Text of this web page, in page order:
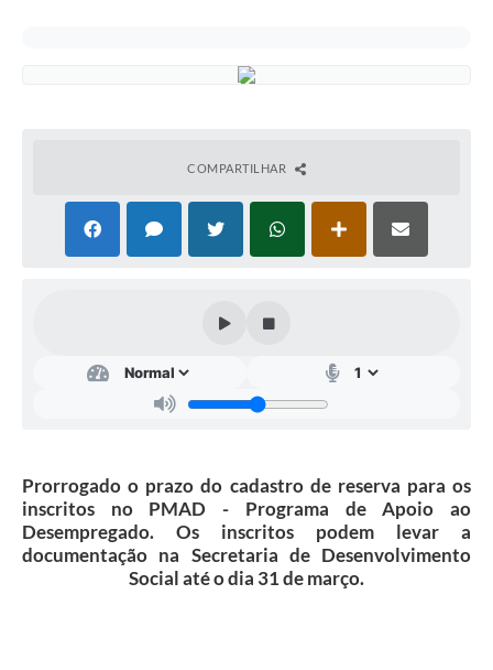
Cavernas do Peruaçu
Diário Oficial
Links
COMPARTILHAR
Prorrogado o prazo do cadastro de reserva para os
inscritos no PMAD - Programa de Apoio ao
Desempregado. Os inscritos podem levar a
documentação na Secretaria de Desenvolvimento
Social até o dia 31 de março.